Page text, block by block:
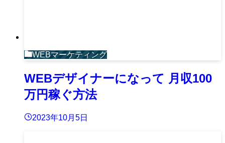
WEBマーケティング
WEBデザイナーになって 月収100
万円稼ぐ方法
2023年10月5日